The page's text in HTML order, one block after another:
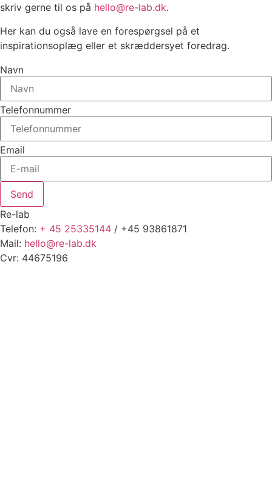
skriv gerne til os på hello@re-lab.dk.
Her kan du også lave en forespørgsel på et
inspirationsoplæg eller et skræddersyet foredrag.
Navn
Telefonnummer
Email
Send
Re-lab
Telefon: + 45 25335144 / +45 93861871
Mail: hello@re-lab.dk
Cvr: 44675196